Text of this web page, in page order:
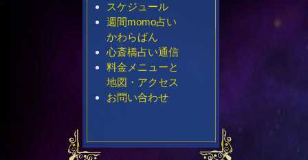
スケジュール
週間momo占い
かわらばん
心斎橋占い通信
料金メニューと
地図・アクセス
お問い合わせ